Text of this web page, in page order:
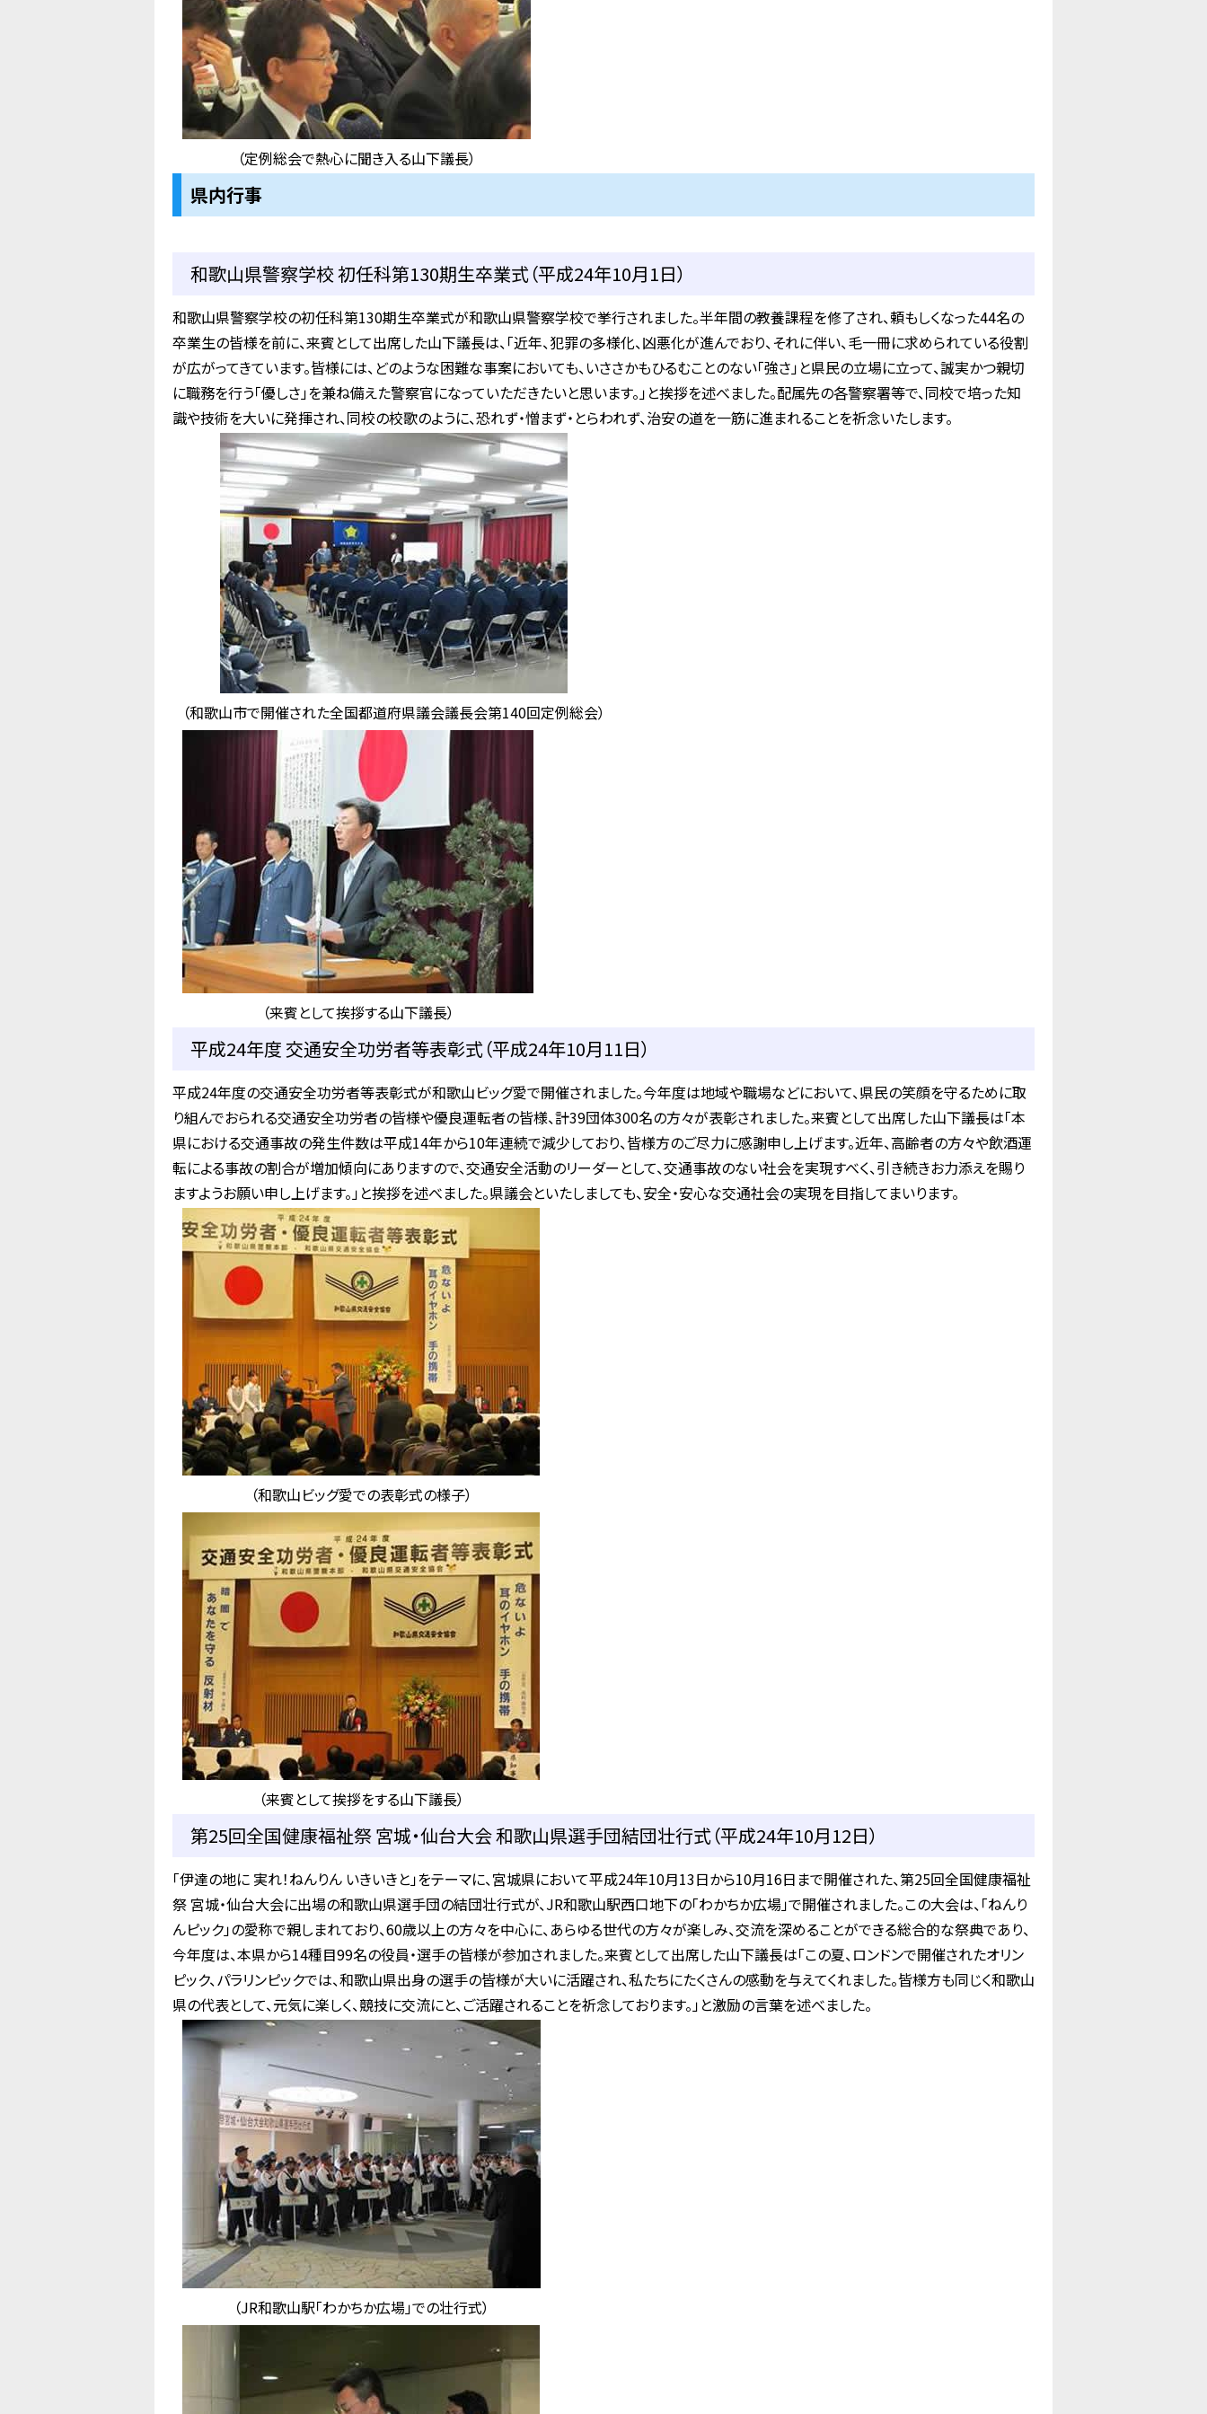
（定例総会で熱心に聞き入る山下議長）
県内行事
和歌山県警察学校 初任科第130期生卒業式（平成24年10月1日）
和歌山県警察学校の初任科第130期生卒業式が和歌山県警察学校で挙行されました。半年間の教養課程を修了され、頼もしくなった44名の
卒業生の皆様を前に、来賓として出席した山下議長は、「近年、犯罪の多様化、凶悪化が進んでおり、それに伴い、毛一冊に求められている役割
が広がってきています。皆様には、どのような困難な事案においても、いささかもひるむことのない「強さ」と県民の立場に立って、誠実かつ親切
に職務を行う「優しさ」を兼ね備えた警察官になっていただきたいと思います。」と挨拶を述べました。配属先の各警察署等で、同校で培った知
識や技術を大いに発揮され、同校の校歌のように、恐れず・憎まず・とらわれず、治安の道を一筋に進まれることを祈念いたします。
（和歌山市で開催された全国都道府県議会議長会第140回定例総会）
（来賓として挨拶する山下議長）
平成24年度 交通安全功労者等表彰式（平成24年10月11日）
平成24年度の交通安全功労者等表彰式が和歌山ビッグ愛で開催されました。今年度は地域や職場などにおいて、県民の笑顔を守るために取
り組んでおられる交通安全功労者の皆様や優良運転者の皆様、計39団体300名の方々が表彰されました。来賓として出席した山下議長は「本
県における交通事故の発生件数は平成14年から10年連続で減少しており、皆様方のご尽力に感謝申し上げます。近年、高齢者の方々や飲酒運
転による事故の割合が増加傾向にありますので、交通安全活動のリーダーとして、交通事故のない社会を実現すべく、引き続きお力添えを賜り
ますようお願い申し上げます。」と挨拶を述べました。県議会といたしましても、安全・安心な交通社会の実現を目指してまいります。
（和歌山ビッグ愛での表彰式の様子）
（来賓として挨拶をする山下議長）
第25回全国健康福祉祭 宮城・仙台大会 和歌山県選手団結団壮行式（平成24年10月12日）
「伊達の地に 実れ！ねんりん いきいきと」をテーマに、宮城県において平成24年10月13日から10月16日まで開催された、第25回全国健康福祉
祭 宮城・仙台大会に出場の和歌山県選手団の結団壮行式が、JR和歌山駅西口地下の「わかちか広場」で開催されました。この大会は、「ねんり
んピック」の愛称で親しまれており、60歳以上の方々を中心に、あらゆる世代の方々が楽しみ、交流を深めることができる総合的な祭典であり、
今年度は、本県から14種目99名の役員・選手の皆様が参加されました。来賓として出席した山下議長は「この夏、ロンドンで開催されたオリン
ピック、パラリンピックでは、和歌山県出身の選手の皆様が大いに活躍され、私たちにたくさんの感動を与えてくれました。皆様方も同じく和歌山
県の代表として、元気に楽しく、競技に交流にと、ご活躍されることを祈念しております。」と激励の言葉を述べました。
（JR和歌山駅「わかちか広場」での壮行式）